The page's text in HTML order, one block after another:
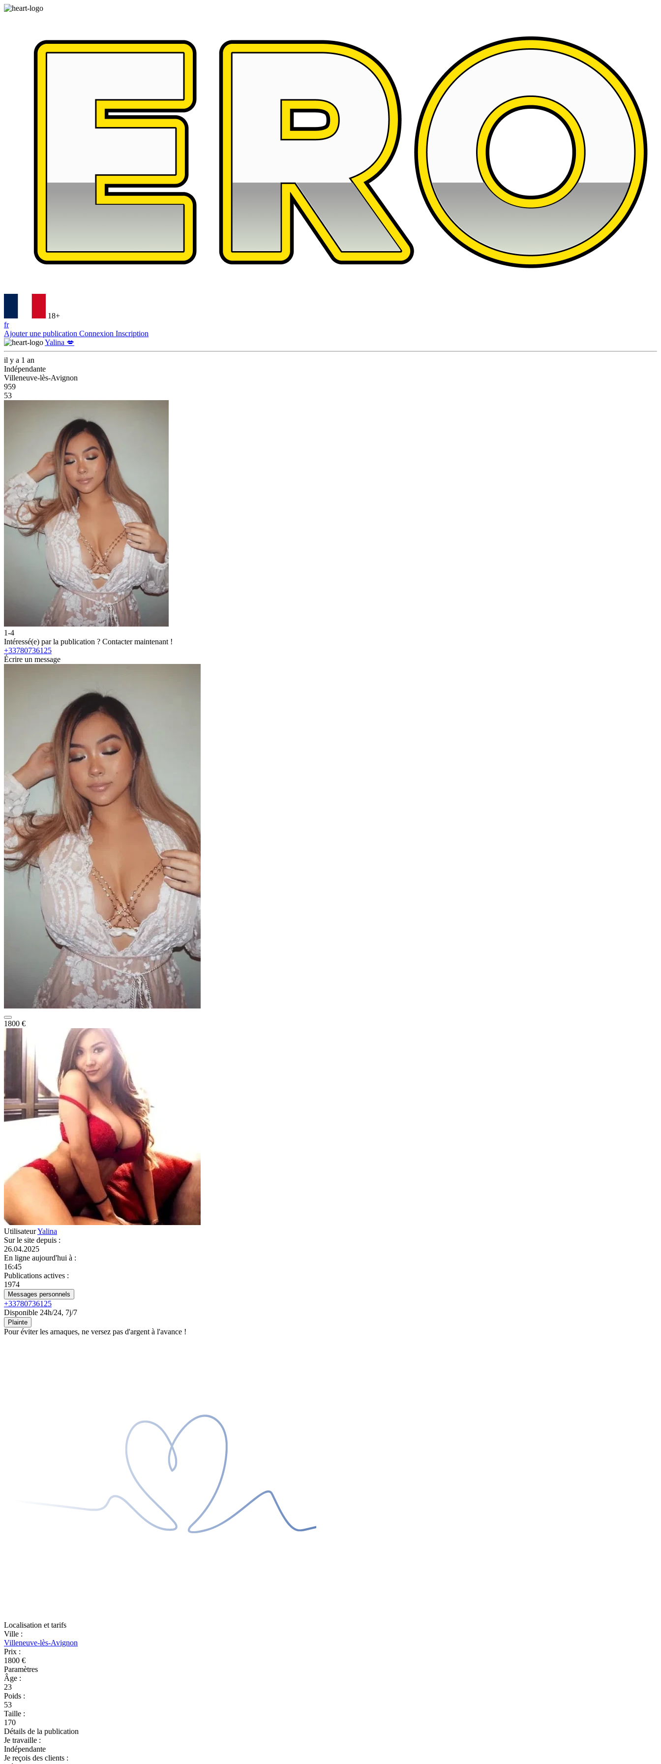
18+
fr
Ajouter une publication Connexion Inscription
Yalina 💋
il y a 1 an
Indépendante
Villeneuve-lès-Avignon
959
53
1-4
Intéressé(e) par la publication ? Contacter maintenant !
+33780736125
Écrire un message
1800 €
UtilisateurYalina
Sur le site depuis :
26.04.2025
En ligne aujourd'hui à :
16:45
Publications actives :
1974
Messages personnels
+33780736125
Disponible 24h/24, 7j/7
Plainte
Pour éviter les arnaques, ne versez pas d'argent à l'avance !
Localisation et tarifs
Ville :
Villeneuve-lès-Avignon
Prix :
1800 €
Paramètres
Âge :
23
Poids :
53
Taille :
170
Détails de la publication
Je travaille :
Indépendante
Je reçois des clients :